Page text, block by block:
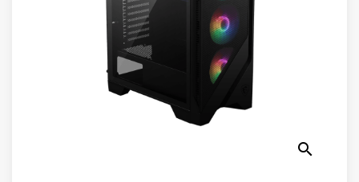
Electroménager
search